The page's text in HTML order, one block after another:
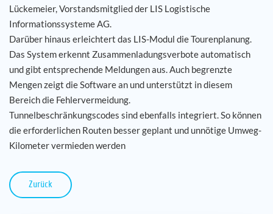
Lückemeier, Vorstandsmitglied der LIS Logistische
Informationssysteme AG.
Darüber hinaus erleichtert das LIS-Modul die Tourenplanung.
Das System erkennt Zusammenladungsverbote automatisch
und gibt entsprechende Meldungen aus. Auch begrenzte
Mengen zeigt die Software an und unterstützt in diesem
Bereich die Fehlervermeidung.
Tunnelbeschränkungscodes sind ebenfalls integriert. So können
die erforderlichen Routen besser geplant und unnötige Umweg-
Kilometer vermieden werden
Zurück